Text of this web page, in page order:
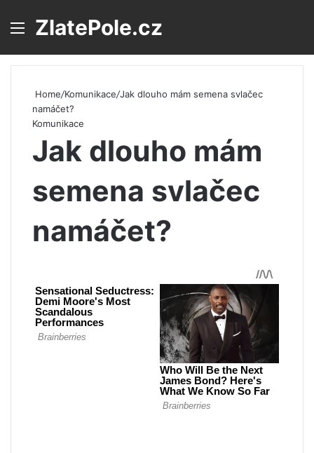
Menu
ZlatePole.cz
Home/Komunikace/Jak dlouho mám semena svlačec
namáčet?
Komunikace
Jak dlouho mám
semena svlačec
namáčet?